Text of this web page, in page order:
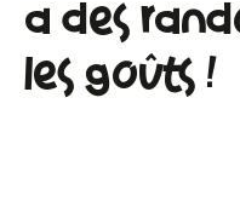
a des
les goûts !